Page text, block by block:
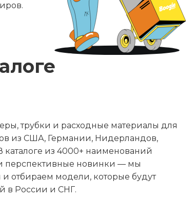
трубки и расходные материалы для
из США, Германии, Нидерландов,
из 4000+ наименований
перспективные новинки — мы
отбираем модели, которые будут
в России и СНГ.